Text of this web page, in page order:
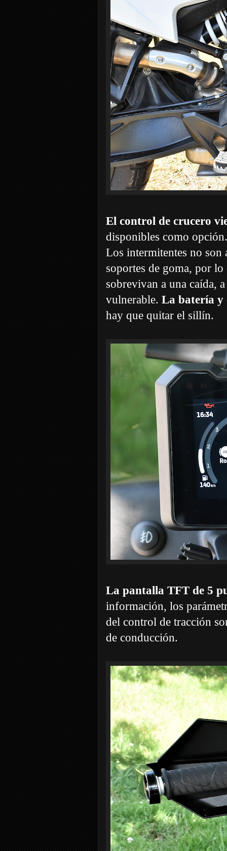
El control de crucero
disponibles como
Los intermitentes no son
soportes de goma, por
sobrevivan a una caída,
vulnerable. La batería y
hay que quitar el sillín.
La pantalla TFT de 5
información, los
del control de tracción
de conducción.